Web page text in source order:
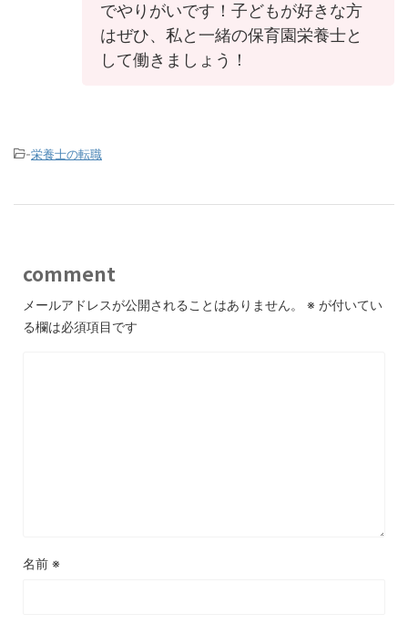
でやりがいです！子どもが好きな方
はぜひ、私と一緒の保育園栄養士と
して働きましょう！
-栄養士の転職
comment
メールアドレスが公開されることはありません。 ※ が付いてい
る欄は必須項目です
名前 ※